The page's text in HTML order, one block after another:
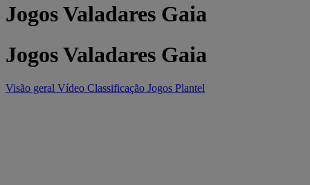
Jogos Valadares Gaia
Jogos Valadares Gaia
Visão geral Vídeo Classificação Jogos Plantel